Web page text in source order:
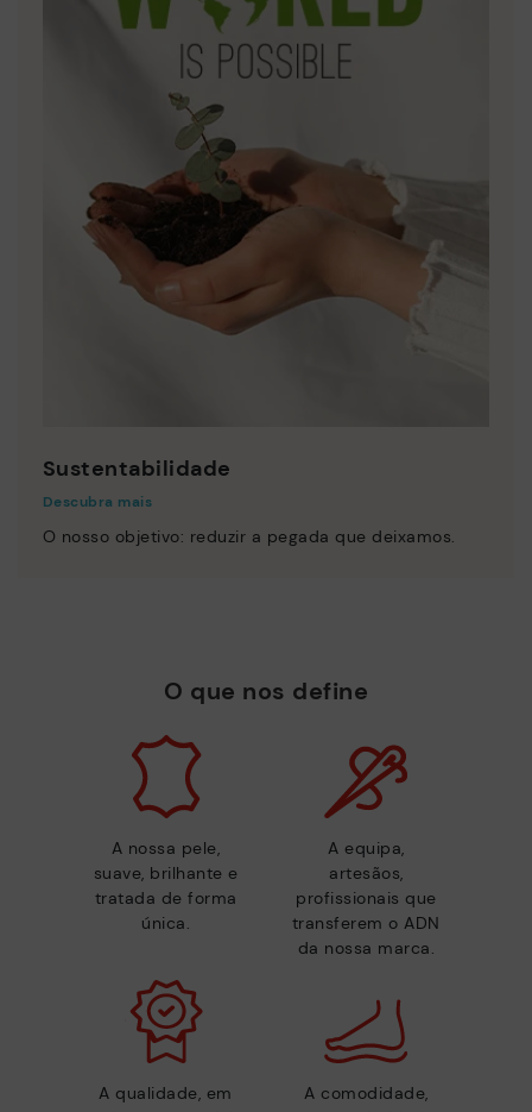
Sustentabilidade
Descubra mais
O nosso objetivo: reduzir a pegada que deixamos.
O que nos define
A nossa pele,
suave, brilhante e
tratada de forma
única.
A equipa,
artesãos,
profissionais que
transferem o ADN
da nossa marca.
A qualidade, em
A comodidade,